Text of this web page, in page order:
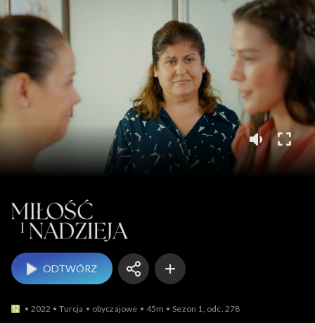
Miłość i nadzieja
ODTWÓRZ
2022 Turcja obyczajowe 45m Sezon 1, odc. 278